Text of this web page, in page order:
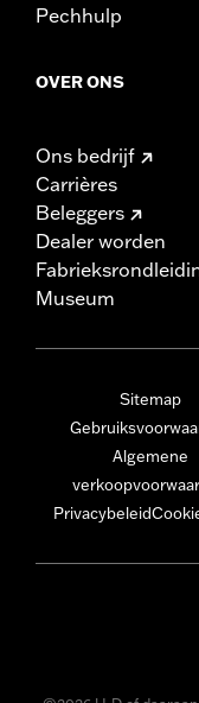
Pechhulp
OVER ONS
Ons bedrijf
Carrières
Beleggers
Dealer worden
Museum
Sitemap
Algemene
Privacybeleid